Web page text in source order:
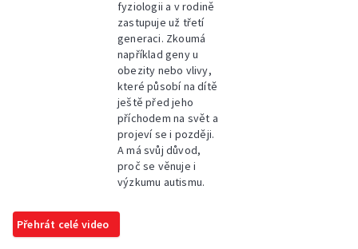
fyziologii a v rodině
zastupuje už třetí
generaci. Zkoumá
například geny u
obezity nebo vlivy,
které působí na dítě
ještě před jeho
příchodem na svět a
projeví se i později.
A má svůj důvod,
proč se věnuje i
výzkumu autismu.
Přehrát celé video